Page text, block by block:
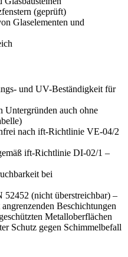
(geprüft)
Glaselementen und
und UV-Beständigkeit für
Untergründen auch ohne
nach ift-Richtlinie VE-04/2
ift-Richtlinie DI-02/1 –
bei
(nicht überstreichbar) –
Beschichtungen
Metalloberflächen
Schutz gegen Schimmelbefall